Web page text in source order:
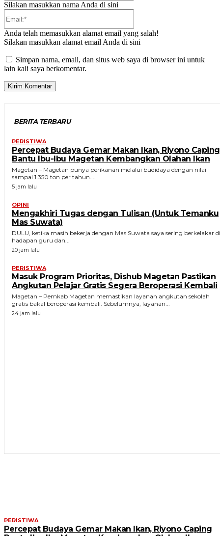
Silakan masukkan nama Anda di sini
Anda telah memasukkan alamat email yang salah!
Silakan masukkan alamat email Anda di sini
Simpan nama, email, dan situs web saya di browser ini untuk
lain kali saya berkomentar.
BERITA TERBARU
PERISTIWA
Percepat Budaya Gemar Makan Ikan, Riyono Caping
Bantu Ibu-Ibu Magetan Kembangkan Olahan Ikan
Magetan – Magetan punya perikanan melalui budidaya dengan nilai
sampai 1.350 ton per tahun....
5 jam lalu
OPINI
Mengakhiri Tugas dengan Tulisan (Untuk Temanku
Mas Suwata)
DULU, ketika masih bekerja dengan Mas Suwata saya sering berkelakar di
hadapan guru dan...
20 jam lalu
PERISTIWA
Masuk Program Prioritas, Dishub Magetan Pastikan
Angkutan Pelajar Gratis Segera Beroperasi Kembali
Magetan – Pemkab Magetan memastikan layanan angkutan sekolah
gratis bakal beroperasi kembali. Sebelumnya, layanan...
24 jam lalu
PERISTIWA
Percepat Budaya Gemar Makan Ikan, Riyono Caping